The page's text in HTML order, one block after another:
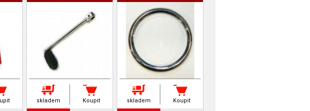
skladem Koupit skladem Koupit